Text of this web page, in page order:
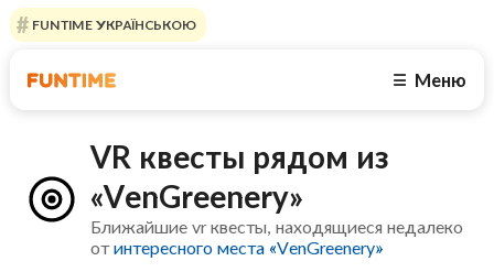
FUNTIME УКРАЇНСЬКОЮ
☰ Меню
VR квесты рядом из
«VenGreenery»
Ближайшие vr квесты, находящиеся недалеко
отинтересного места «VenGreenery»